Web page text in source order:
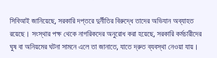
সিবিআই জানিয়েছে, সরকারি দপ্তরে দুর্নীতির বিরুদ্ধে তাদের অভিযান অব্যাহত
রয়েছে। সংস্থার পক্ষ থেকে নাগরিকদের অনুরোধ করা হয়েছে, সরকারি কর্মচারীদের
ঘুষ বা অনিয়মের ঘটনা সামনে এলে তা জানাতে, যাতে দ্রুত ব্যবস্থা নেওয়া যায়।